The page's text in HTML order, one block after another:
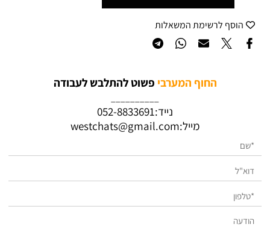
הוסף לרשימת המשאלות
החוף המערבי פשוט להתלבש לעבודה
נייד:052-8833691
מייל:westchats@gmail.com